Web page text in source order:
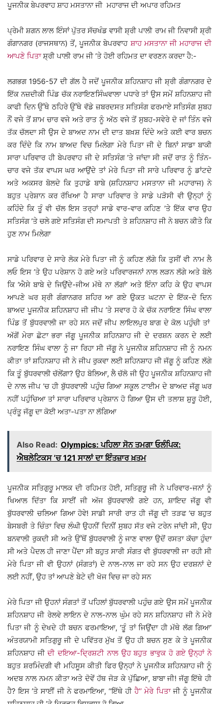
ਪੂਜਨੀਕ ਬੇਪਰਵਾਹ ਸ਼ਾਹ ਮਸਤਾਨਾ ਜੀ ਮਹਾਰਾਜ ਦੀ ਅਪਾਰ ਰਹਿਮਤ
ਪ੍ਰੇਮੀ ਸ਼ਗਨ ਲਾਲ ਇੰਸਾਂ ਪੁੱਤਰ ਸੱਚਖੰਡ ਵਾਸੀ ਸ਼੍ਰੀ ਪਾਲੀ ਰਾਮ ਜੀ ਨਿਵਾਸੀ ਸ਼੍ਰੀ
ਗੰਗਾਨਗਰ (ਰਾਜਸਥਾਨ) ਤੋਂ, ਪੂਜਨੀਕ ਬੇਪਰਵਾਹ ਸ਼ਾਹ ਮਸਤਾਨਾ ਜੀ ਮਹਾਰਾਜ ਦੀ
ਆਪਣੇ ਪਿਤਾਸ਼੍ਰੀ ਪਾਲੀ ਰਾਮ ਜੀ ’ਤੇ ਹੋਈ ਰਹਿਮਤ ਦਾ ਵਰਣਨ ਕਰਦਾ ਹੈ:-
ਲਗਭਗ 1956-57 ਦੀ ਗੱਲ ਹੈ ਜਦੋਂ ਪੂਜਨੀਕ ਸ਼ਹਿਨਸ਼ਾਹ ਜੀ ਸ਼੍ਰੀ ਗੰਗਾਨਗਰ ਦੇ
ਇੱਕ ਨਜ਼ਦੀਕੀ ਪਿੰਡ ਚੱਕ ਨਰਾਇਣਸਿੰਘਵਾਲਾ ਪਧਾਰੇ ਤਾਂ ਉਸ ਸਮੇਂ ਸ਼ਹਿਨਸ਼ਾਹ ਜੀ
ਕਾਫੀ ਦਿਨ ਉੱਥੇ ਠਹਿਰੇ ਉੱਥੇ ਵੱਡੇ ਜ਼ਬਰਦਸਤ ਸਤਿਸੰਗ ਫਰਮਾਏ ਸਤਿਸੰਗ ਸੁਬਹ
ਨੌਂ ਵਜੇ ਤੋਂ ਸ਼ਾਮ ਚਾਰ ਵਜੇ ਅਤੇ ਰਾਤ ਨੂੰ ਅੱਠ ਵਜੇ ਤੋਂ ਸੁਬਹ-ਸਵੇਰੇ ਦੋ ਜਾਂ ਤਿੰਨ ਵਜੇ
ਤੱਕ ਚੱਲਦਾ ਸੀ ਉਸ ਦੇ ਬਾਅਦ ਨਾਮ ਦੀ ਦਾਤ ਬਖ਼ਸ਼ ਦਿੰਦੇ ਅਤੇ ਕਈ ਵਾਰ ਬਚਨ
ਕਰ ਦਿੰਦੇ ਕਿ ਨਾਮ ਬਾਅਦ ਵਿਚ ਮਿਲੇਗਾ ਮੇਰੇ ਪਿਤਾ ਜੀ ਦੇ ਬਿਨਾਂ ਸਾਡਾ ਬਾਕੀ
ਸਾਰਾ ਪਰਿਵਾਰ ਹੀ ਬੇਪਰਵਾਹ ਜੀ ਦੇ ਸਤਿਸੰਗ ’ਤੇ ਜਾਂਦਾ ਸੀ ਜਦੋਂ ਰਾਤ ਨੂੰ ਤਿੰਨ-
ਚਾਰ ਵਜੇ ਤੱਕ ਵਾਪਸ ਘਰ ਆਉਂਦੇ ਤਾਂ ਮੇਰੇ ਪਿਤਾ ਜੀ ਸਾਰੇ ਪਰਿਵਾਰ ਨੂੰ ਡਾਂਟਦੇ
ਅਤੇ ਅਕਸਰ ਬੋਲਦੇ ਕਿ ਤੁਹਾਡੇ ਬਾਬੇ (ਸ਼ਹਿਨਸ਼ਾਹ ਮਸਤਾਨਾ ਜੀ ਮਹਾਰਾਜ) ਨੇ
ਬਹੁਤ ਪ੍ਰੇਸ਼ਾਨ ਕਰ ਰੱਖਿਆ ਹੈ ਸਾਰਾ ਪਰਿਵਾਰ ਤੇ ਸਾਡੇ ਪੜੋਸੀ ਵੀ ਉਨ੍ਹਾਂ ਨੂੰ
ਕਹਿੰਦੇ ਕਿ ਤੂੰ ਵੀ ਚੱਲ ਇਸ ਤਰ੍ਹਾਂ ਸਾਡੇ ਵਾਰ-ਵਾਰ ਕਹਿਣ ’ਤੇ ਇੱਕ ਵਾਰ ਉਹ
ਸਤਿਸੰਗ ’ਤੇ ਚਲੇ ਗਏ ਸਤਿਸੰਗ ਦੀ ਸਮਾਪਤੀ ਤੇ ਸ਼ਹਿਨਸ਼ਾਹ ਜੀ ਨੇ ਬਚਨ ਕੀਤੇ ਕਿ
ਹੁਣ ਨਾਮ ਮਿਲੇਗਾ
ਸਾਡੇ ਪਰਿਵਾਰ ਦੇ ਸਾਰੇ ਲੋਕ ਮੇਰੇ ਪਿਤਾ ਜੀ ਨੂੰ ਕਹਿਣ ਲੱਗੇ ਕਿ ਤੁਸੀਂ ਵੀ ਨਾਮ ਲੈ
ਲਓ ਇਸ ’ਤੇ ਉਹ ਪਰੇਸ਼ਾਨ ਹੋ ਗਏ ਅਤੇ ਪਰਿਵਾਰਜਨਾਂ ਨਾਲ ਲੜਨ ਲੱਗੇ ਅਤੇ ਬੋਲੇ
ਕਿ ‘ਐਸੇ ਬਾਬੇ ਦੇ ਜਿਉਂਦੇ-ਜੀਅ ਮੱਥੇ ਨਾ ਲੱਗਾਂ’ ਅਤੇ ਇੰਨਾ ਕਹਿ ਕੇ ਉਹ ਵਾਪਸ
ਆਪਣੇ ਘਰ ਸ਼੍ਰੀ ਗੰਗਾਨਗਰ ਸ਼ਹਿਰ ਆ ਗਏ ਉਕਤ ਘਟਨਾ ਦੇ ਇੱਕ-ਦੋ ਦਿਨ
ਬਾਅਦ ਪੂਜਨੀਕ ਸ਼ਹਿਨਸ਼ਾਹ ਜੀ ਜੀਪ ’ਤੇ ਸਵਾਰ ਹੋ ਕੇ ਚੱਕ ਨਰਾਇਣ ਸਿੰਘ ਵਾਲਾ
ਪਿੰਡ ਤੋਂ ਬੁੱਧਰਵਾਲੀ ਜਾ ਰਹੇ ਸਨ ਜਦੋਂ ਜੀਪ ਲਾਇਲਪੁਰ ਬਾਗ ਦੇ ਕੋਲ ਪਹੁੰਚੀ ਤਾਂ
ਅੱਗੋਂ ਮੇਰਾ ਛੋਟਾ ਭਰਾ ਜੱਗੂ ਪੂਜਨੀਕ ਸ਼ਹਿਨਸ਼ਾਹ ਜੀ ਦੇ ਦਰਸ਼ਨ ਕਰਨ ਦੇ ਲਈ
ਨਰਾਇਣ ਸਿੰਘ ਵਾਲਾ ਨੂੰ ਜਾ ਰਿਹਾ ਸੀ ਜੱਗੂ ਨੇ ਪੂਜਨੀਕ ਸ਼ਹਿਨਸ਼ਾਹ ਜੀ ਨੂੰ ਨਮਨ
ਕੀਤਾ ਤਾਂ ਸ਼ਹਿਨਸ਼ਾਹ ਜੀ ਨੇ ਜੀਪ ਰੁਕਵਾ ਲਈ ਸ਼ਹਿਨਸ਼ਾਹ ਜੀ ਜੱਗੂ ਨੂੰ ਕਹਿਣ ਲੱਗੇ
ਕਿ ਤੂੰ ਬੁੱਧਰਵਾਲੀ ਚੱਲੇਂਗਾ? ਉਹ ਬੋਲਿਆ, ਲੈ ਚੱਲੋ ਜੀ ਉਹ ਪੂਜਨੀਕ ਸ਼ਹਿਨਸ਼ਾਹ ਜੀ
ਦੇ ਨਾਲ ਜੀਪ ’ਚ ਹੀ ਬੁੱਧਰਵਾਲੀ ਪਹੁੰਚ ਗਿਆ ਸਕੂਲ ਟਾਈਮ ਦੇ ਬਾਅਦ ਜੱਗੂ ਘਰ
ਨਹੀਂ ਪਹੁੰਚਿਆ ਤਾਂ ਸਾਰਾ ਪਰਿਵਾਰ ਪ੍ਰੇਸ਼ਾਨ ਹੋ ਗਿਆ ਉਸ ਦੀ ਤਲਾਸ਼ ਸ਼ੁਰੂ ਹੋਈ,
ਪ੍ਰੰਤੂ ਜੱਗੂ ਦਾ ਕੋਈ ਅਤਾ-ਪਤਾ ਨਾ ਲੱਗਿਆ
Also Read: Olympics: ਪਹਿਲਾ ਸੋਨ ਤਮਗਾ ਓਲੰਪਿਕ:
ਐਥਲੇਟਿਕਸ ’ਚ 121 ਸਾਲਾਂ ਦਾ ਇੰਤਜ਼ਾਰ ਖ਼ਤਮ
ਪੂਜਨੀਕ ਸਤਿਗੁਰੂ ਮਾਲਕ ਦੀ ਰਹਿਮਤ ਹੋਈ, ਸਤਿਗੁਰੂ ਜੀ ਨੇ ਪਰਿਵਾਰ-ਜਨਾਂ ਨੂੰ
ਖਿਆਲ ਦਿੱਤਾ ਕਿ ਸਾਈਂ ਜੀ ਅੱਜ ਬੁੱਧਰਵਾਲੀ ਗਏ ਹਨ, ਸ਼ਾਇਦ ਜੱਗੂ ਵੀ
ਬੁੱਧਰਵਾਲੀ ਚਲਿਆ ਗਿਆ ਹੋਵੇ! ਸਾਡੀ ਸਾਰੀ ਰਾਤ ਹੀ ਜੱਗੂ ਦੀ ਤੜਫ ’ਚ ਬਹੁਤ
ਬੇਸਬਰੀ ਤੇ ਚਿੰਤਾ ਵਿਚ ਲੰਘੀ ਉਹਨੀਂ ਦਿਨੀਂ ਸੁਬਹ ਸੱਤ ਵਜੇ ਟਰੇਨ ਜਾਂਦੀ ਸੀ, ਉਹ
ਬਨਵਾਲੀ ਰੁਕਦੀ ਸੀ ਅਤੇ ਉੱਥੋਂ ਬੁੱਧਰਵਾਲੀ ਨੂੰ ਜਾਣ ਵਾਲਾ ਉਦੋਂ ਰਸਤਾ ਕੱਚਾ ਹੁੰਦਾ
ਸੀ ਅਤੇ ਪੈਦਲ ਹੀ ਜਾਣਾ ਪੈਂਦਾ ਸੀ ਬਹੁਤ ਸਾਰੀ ਸੰਗਤ ਵੀ ਬੁੱਧਰਵਾਲੀ ਜਾ ਰਹੀ ਸੀ
ਮੇਰੇ ਪਿਤਾ ਜੀ ਵੀ ਉਹਨਾਂ (ਸੰਗਤਾਂ) ਦੇ ਨਾਲ-ਨਾਲ ਜਾ ਰਹੇ ਸਨ ਉਹ ਦਰਸ਼ਨਾਂ ਦੇ
ਲਈ ਨਹੀਂ, ਉਹ ਤਾਂ ਆਪਣੇ ਬੇਟੇ ਦੀ ਖੋਜ ਵਿਚ ਜਾ ਰਹੇ ਸਨ
ਮੇਰੇ ਪਿਤਾ ਜੀ ਉਹਨਾਂ ਸੰਗਤਾਂ ਤੋਂ ਪਹਿਲਾਂ ਬੁੱਧਰਵਾਲੀ ਪਹੁੰਚ ਗਏ ਉਸ ਸਮੇਂ ਪੂਜਨੀਕ
ਸ਼ਹਿਨਸ਼ਾਹ ਜੀ ਰੇਲਵੇ ਲਾਇਨ ਦੇ ਨਾਲ-ਨਾਲ ਘੁੰਮ ਰਹੇ ਸਨ ਸ਼ਹਿਨਸ਼ਾਹ ਜੀ ਨੇ ਮੇਰੇ
ਪਿਤਾ ਜੀ ਨੂੰ ਦੇਖਦੇ ਹੀ ਬਚਨ ਫਰਮਾਇਆ, ‘ਤੂੰ ਤਾਂ ਜਿਉਂਦਾ ਹੀ ਮੱਥੇ ਲੱਗ ਗਿਆ’
ਅੰਤਰਯਾਮੀ ਸਤਿਗੁਰੂ ਜੀ ਦੇ ਪਵਿੱਤਰ ਮੁੱਖ ਤੋਂ ਉਹ ਹੀ ਬਚਨ ਸੁਣ ਕੇ ਤੇ ਪੂਜਨੀਕ
ਸ਼ਹਿਨਸ਼ਾਹ ਜੀਦੀ ਦਇਆ-ਦ੍ਰਿਸ਼ਟੀ ਨਾਲ ਉਹ ਬਹੁਤ ਭਾਵੁਕ ਹੋ ਗਏ ਉਨ੍ਹਾਂ ਨੇ
ਬਹੁਤ ਸ਼ਰਮਿੰਦਗੀ ਵੀ ਮਹਿਸੂਸ ਕੀਤੀ ਫਿਰ ਉਨ੍ਹਾਂ ਨੇ ਪੂਜਨੀਕ ਸ਼ਹਿਨਸ਼ਾਹ ਜੀ ਨੂੰ
ਅਦਬ ਨਾਲ ਨਮਨ ਕੀਤਾ ਅਤੇ ਦੋਵੇਂ ਹੱਥ ਜੋੜ ਕੇ ਪੁੱਛਿਆ, ਬਾਬਾ ਜੀ! ਜੱਗੂ ਇੱਥੇ ਹੀ
ਹੈ? ਇਸ ’ਤੇ ਸਾਈਂ ਜੀ ਨੇ ਫਰਮਾਇਆ, ‘‘ਇੱਥੇ ਹੀਹੈ’’ ਮੇਰੇ ਪਿਤਾਜੀ ਨੂੰ ਪੂਜਨੀਕ